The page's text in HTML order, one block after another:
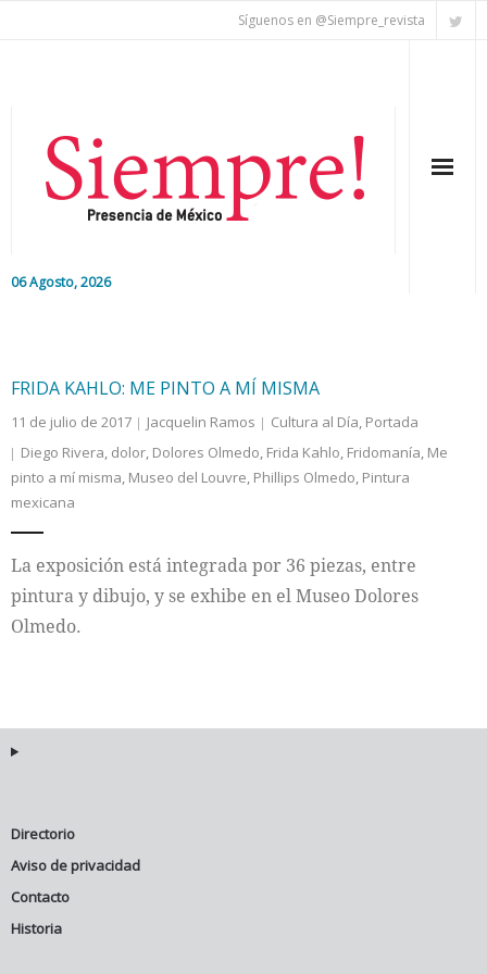
Síguenos en @Siempre_revista
06 Agosto, 2026
Nacional
Colaboradores
Cultura
FRIDA KAHLO: ME PINTO A MÍ MISMA
11 de julio de 2017 Jacquelin Ramos Cultura al Día, Portada
Diego Rivera, dolor, Dolores Olmedo, Frida Kahlo, Fridomanía, Me
pinto a mí misma, Museo del Louvre, Phillips Olmedo, Pintura
mexicana
La exposición está integrada por 36 piezas, entre
pintura y dibujo, y se exhibe en el Museo Dolores
Olmedo.
Directorio
Aviso de privacidad
Contacto
Historia